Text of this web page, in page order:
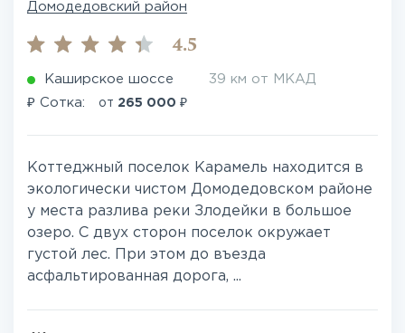
Домодедовский район
4.5
Каширское шоссе 39 км от МКАД
₽ Сотка: от 265 000 ₽
Коттеджный поселок Карамель находится в
экологически чистом Домодедовском районе
у места разлива реки Злодейки в большое
озеро. С двух сторон поселок окружает
густой лес. При этом до въезда
асфальтированная дорога, ...